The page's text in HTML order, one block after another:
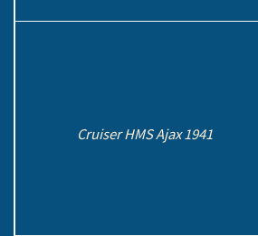
Cruiser HMS Ajax 1941